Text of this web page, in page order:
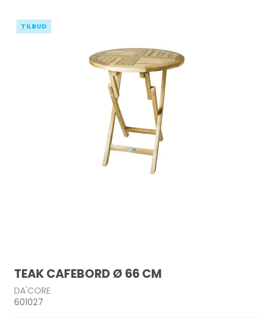
TILBUD
TEAK CAFEBORD Ø 66 CM
DA'CORE
601027